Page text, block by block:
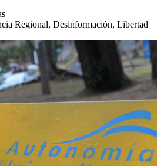
Regional, Desinformación, Libertad